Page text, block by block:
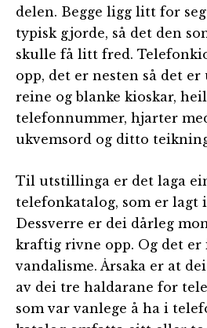
delen. Begge ligg litt for
typisk gjorde, så det den
skulle få litt fred.
opp, det er nesten så det er
reine og blanke kioskar,
telefonnummer, hjarter
ukvemsord og ditto
Til utstillinga er det laga
telefonkatalog, som er lagt
Dessverre er dei dårleg
kraftig rivne opp. Og det er
vandalisme. Årsaka er at
av dei tre haldarane for
som var vanlege å ha i